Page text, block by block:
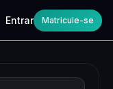
Entrar Matricule-se